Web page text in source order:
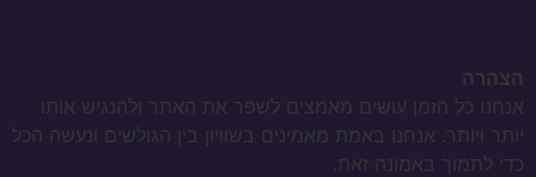
הצהרה
אנחנו כל הזמן עושים מאמצים לשפר את האתר ולהנגיש אותו
יותר ויותר. אנחנו באמת מאמינים בשוויון בין הגולשים ונעשה הכל
כדי לתמוך באמונה זאת.